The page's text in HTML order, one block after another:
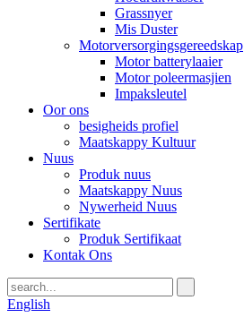
Grassnyer
Mis Duster
Motorversorgingsgereedskap
Motor batterylaaier
Motor poleermasjien
Impaksleutel
Oor ons
besigheids profiel
Maatskappy Kultuur
Nuus
Produk nuus
Maatskappy Nuus
Nywerheid Nuus
Sertifikate
Produk Sertifikaat
Kontak Ons
English